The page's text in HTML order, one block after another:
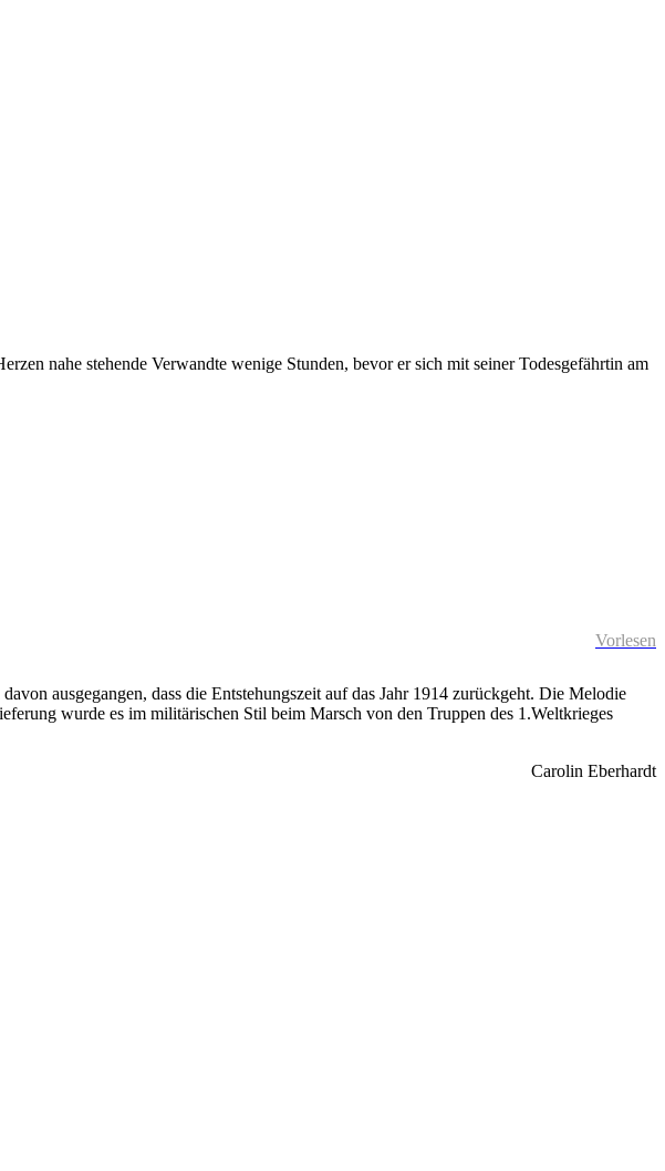
nahe stehende Verwandte wenige Stunden, bevor er sich mit seiner Todesgefährtin am
Vorlesen
ausgegangen, dass die Entstehungszeit auf das Jahr 1914 zurückgeht. Die Melodie
wurde es im militärischen Stil beim Marsch von den Truppen des 1.Weltkrieges
Carolin Eberhardt